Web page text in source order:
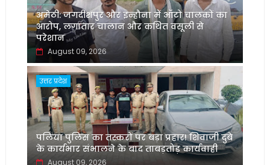
अमेठी: जगदीशपुर और इन्हौना में ऑटो चालकों का
आरोप, लगातार चालान और कथित वसूली से
परेशान
August 09, 2026
उत्तर प्रदेश
पलिया पुलिस का तस्करों पर बड़ा प्रहार! शिवाजी दुबे
के कार्यभार संभालने के बाद ताबड़तोड़ कार्यवाही
August 09, 2026